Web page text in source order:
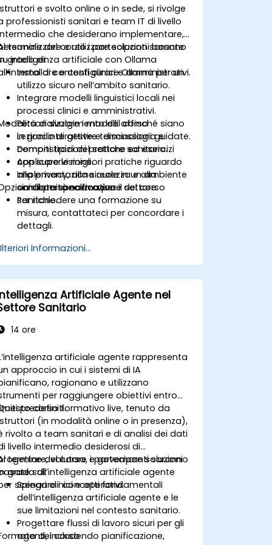
e svolto online o in sede, si rivolge
professionisti sanitari e team IT di livello
che desiderano implementare,
e utilizzare soluzioni basate
intelligenza artificiale con Ollama
di contesti clinici e amministrativi.
termine del corso i partecipanti saranno
grado di:
Installare e configurare Ollama per un
utilizzo sicuro nell’ambito sanitario.
Integrare modelli linguistici locali nei
processi clinici e amministrativi.
Personalizzare i modelli affinché siano
in grado di gestire terminologia e
compiti tipici del settore sanitario.
Applicare le migliori pratiche riguardo
alla privacy, alla sicurezza e alla
conformità normativa.
di svolgimento del corso
Lezioni interattive e discussioni guidate.
Demonstrazioni pratiche ed esercizi
con supervisione.
Implementazione reale in un ambiente
simulato specifico per il settore
sanitario.
di personalizzazione del corso
Per richiedere una formazione su
misura, contattateci per concordare i
dettagli.
Informazioni...
Artificiale Agente nel
Sanitario
14 ore
artificiale agente rappresenta
approccio in cui i sistemi di IA
ragionano e utilizzano
per raggiungere obiettivi entro
predefiniti.
corso formativo live, tenuto da
(in modalità online o in presenza),
rivolto a team sanitari e di analisi dei dati
livello intermedio desiderosi di
valutare e governare soluzioni
sull’intelligenza artificiale agente
scenari clinici e operativi.
termine del corso, i partecipanti saranno
grado di:
Spiegare i concetti fondamentali
dell’intelligenza artificiale agente e le
sue limitazioni nel contesto sanitario.
Progettare flussi di lavoro sicuri per gli
agenti, includendo pianificazione,
del corso